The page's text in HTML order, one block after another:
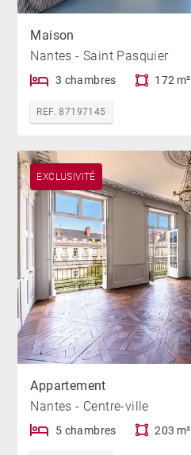
Maison
Nantes - Saint Pasquier
3 chambres 172 m²
REF. 87197145
EXCLUSIVITÉ
Appartement
Nantes - Centre-ville
5 chambres 203 m²